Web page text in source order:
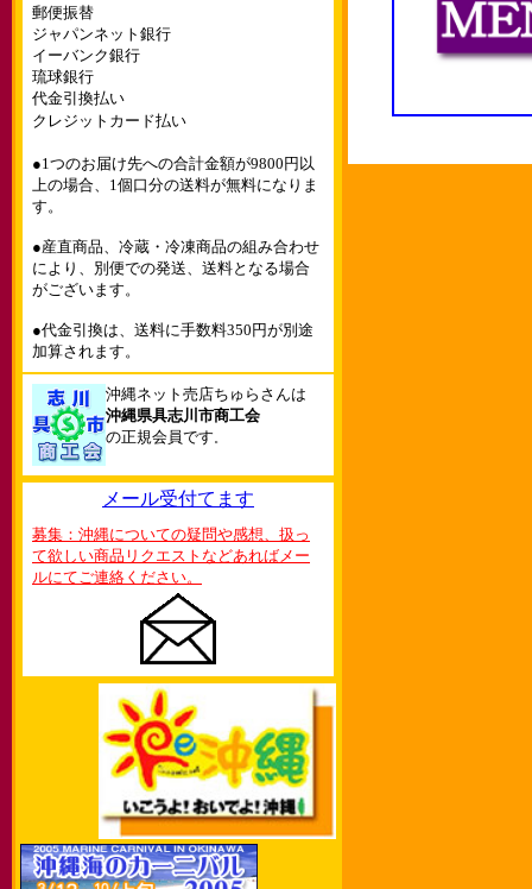
郵便振替
ジャパンネット銀行
イーバンク銀行
琉球銀行
代金引換払い
クレジットカード払い
●1つのお届け先への合計金額が9800円以
上の場合、1個口分の送料が無料になりま
す。
●産直商品、冷蔵・冷凍商品の組み合わせ
により、別便での発送、送料となる場合
がございます。
●代金引換は、送料に手数料350円が別途
加算されます。
沖縄ネット売店ちゅらさんは
沖縄県具志川市商工会
の正規会員です
メール受付てます
募集：沖縄についての疑問や感想、扱っ
て欲しい商品リクエストなどあればメー
ルにてご連絡ください。